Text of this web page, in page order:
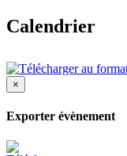
Calendrier
×
Exporter évènement